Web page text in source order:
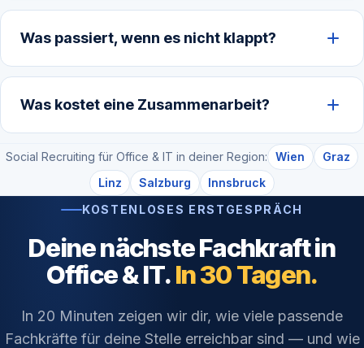
Was passiert, wenn es nicht klappt?
Was kostet eine Zusammenarbeit?
Social Recruiting für Office & IT in deiner Region: Wien
Graz
Linz
Salzburg
Innsbruck
KOSTENLOSES ERSTGESPRÄCH
Deine nächste Fachkraft in
Office & IT.In 30 Tagen.
In 20 Minuten zeigen wir dir, wie viele passende
Fachkräfte für deine Stelle erreichbar sind — und wie